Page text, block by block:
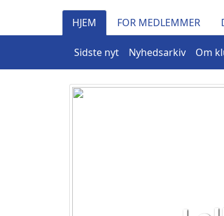
HJEM FOR MEDLEMMER
Sidste nyt Nyhedsarkiv Om